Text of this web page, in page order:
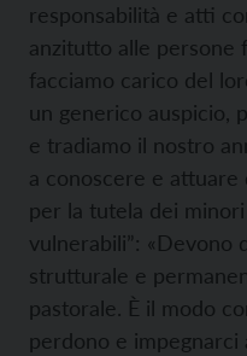
responsabilità e atti
anzitutto alle persone
facciamo carico del
un generico auspicio,
e tradiamo il nostro
a conoscere e attuare
per la tutela dei
vulnerabili”: «Devono
strutturale e
pastorale. È il modo
perdono e impegnarci